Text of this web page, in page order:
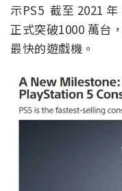
示PS5 截至 2021
正式突破1000 萬台
最快的遊戲機。